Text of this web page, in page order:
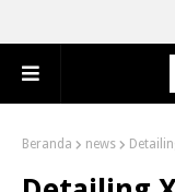
Beranda news